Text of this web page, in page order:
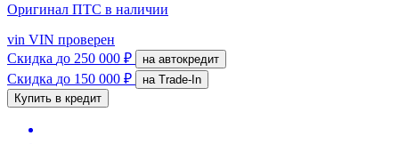
Оригинал ПТС в наличии
vin VIN проверен
Скидка до 250 000 ₽ на автокредит
Скидка до 150 000 ₽
на Trade-In
Купить в кредит